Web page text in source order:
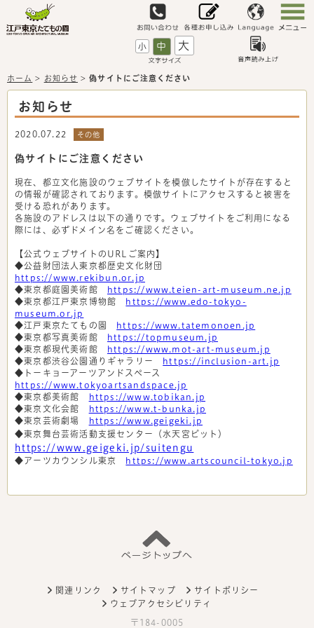
小 中 大
ホーム > お知らせ >偽サイトにご注意ください
お知らせ
2020.07.22 その他
偽サイトにご注意ください
現在、都立文化施設のウェブサイトを模倣したサイトが存在すると
の情報が確認されております。模倣サイトにアクセスすると被害を
受ける恐れがあります。
各施設のアドレスは以下の通りです。ウェブサイトをご利用になる
際には、必ずドメイン名をご確認ください。
【公式ウェブサイトのURLご案内】
◆公益財団法人東京都歴史文化財団
https://www.rekibun.or.jp
◆東京都庭園美術館 https://www.teien-art-museum.ne.jp
◆東京都江戸東京博物館 https://www.edo-tokyo-
museum.or.jp
◆江戸東京たてもの園 https://www.tatemonoen.jp
◆東京都写真美術館 https://topmuseum.jp
◆東京都現代美術館 https://www.mot-art-museum.jp
◆東京都渋谷公園通りギャラリー https://inclusion-art.jp
◆トーキョーアーツアンドスペース
https://www.tokyoartsandspace.jp
◆東京都美術館
https://www.tobikan.jp
◆東京文化会館
https://www.t-bunka.jp
◆東京芸術劇場
https://www.geigeki.jp
◆東京舞台芸術活動支援センター（水天宮ピット）
https://www.geigeki.jp/suitengu
◆アーツカウンシル東京 https://www.artscouncil-tokyo.jp
関連リンク サイトマップ
サイトポリシー
ウェブアクセシビリティ
〒184-0005